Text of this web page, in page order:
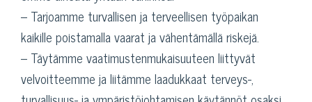
– Tarjoamme turvallisen ja terveellisen työpaikan
kaikille poistamalla vaarat ja vähentämällä riskejä.
– Täytämme vaatimustenmukaisuuteen liittyvät
velvoitteemme ja liitämme laadukkaat terveys-,